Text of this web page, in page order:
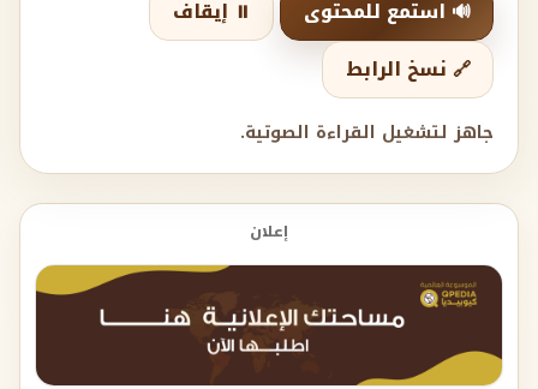
🔊 استمع للمحتوى
⏸️ إيقاف
🔗 نسخ الرابط
جاهز لتشغيل القراءة الصوتية.
إعلان